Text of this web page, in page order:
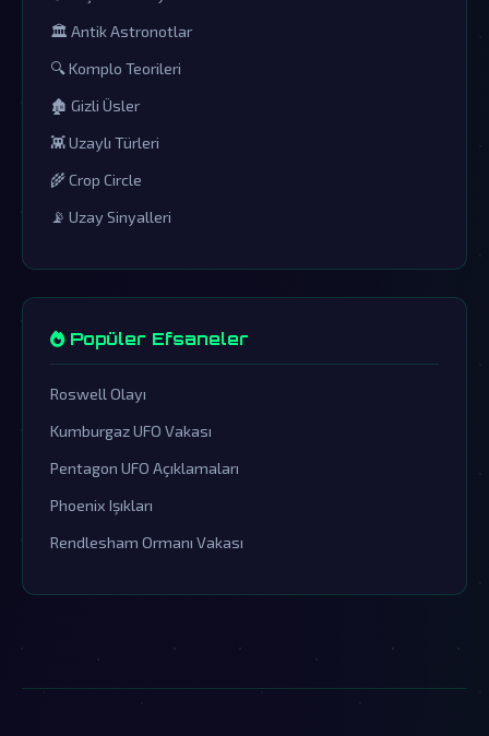
🏛️ Antik Astronotlar
🔍 Komplo Teorileri
🏚️ Gizli Üsler
👾 Uzaylı Türleri
🌾 Crop Circle
📡 Uzay Sinyalleri
Popüler Efsaneler
Roswell Olayı
Kumburgaz UFO Vakası
Pentagon UFO Açıklamaları
Phoenix Işıkları
Rendlesham Ormanı Vakası